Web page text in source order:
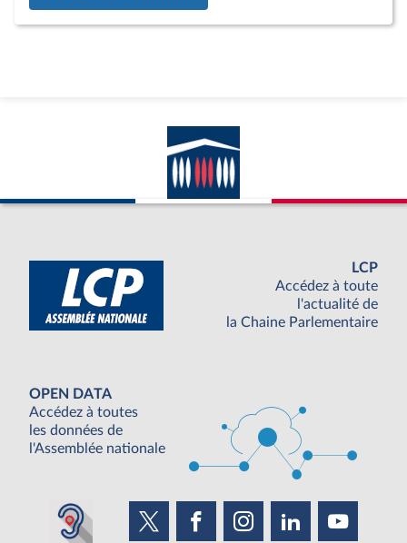
LCP
Accédez à toute
l'actualité de
la Chaine Parlementaire
OPEN DATA
Accédez à toutes
les données de
l'Assemblée nationale